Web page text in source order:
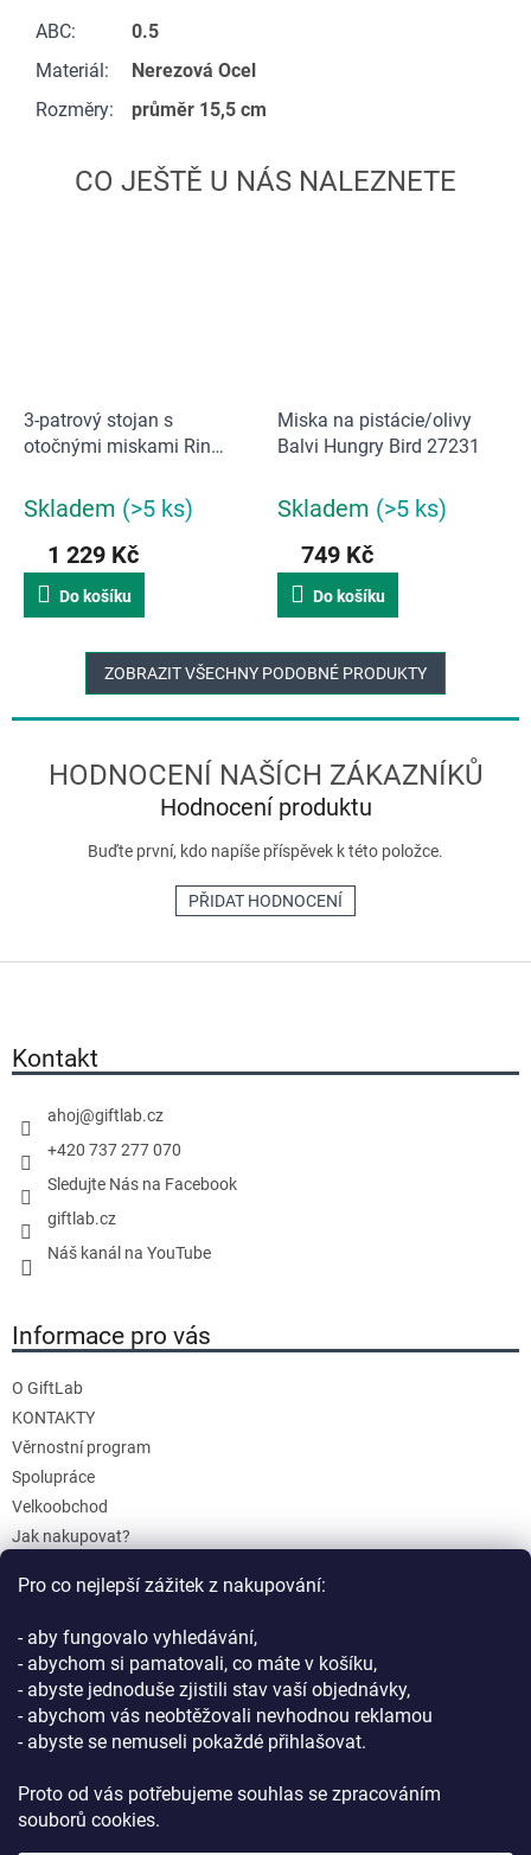
Pro co nejlepší zážitek z nakupování:
- aby fungovalo vyhledávání,
- abychom si pamatovali, co máte v košíku,
- abyste jednoduše zjistili stav vaší objednávky,
- abychom vás neobtěžovali nevhodnou reklamou
- abyste se nemuseli pokaždé přihlašovat.
Proto od vás potřebujeme souhlas se zpracováním
souborů cookies.
ABC:
0.5
Materiál :
Nerezová Ocel
Rozměry: průměr 15,5 cm
3-patrový stojan s
otočnými miskami Rin
Skladem (>5 ks)
1 229 Kč
Do košíku
Miska na pistácie/olivy
Balvi Hungry Bird 27231
Skladem (>5 ks)
749 Kč
Do košíku
ZOBRAZIT VŠECHNY PODOBNÉ PRODUKTY
Hodnocení produktu
Buďte první, kdo napíše příspěvek k této položce.
PŘIDAT HODNOCENÍ
Kontakt
ahoj@giftlab.cz
+420 737 277 070
Sledujte Nás na Facebook
giftlab.cz
Náš kanál na YouTube
Informace pro vás
O GiftLab
KONTAKTY
Věrnostní program
Spolupráce
Velkoobchod
Jak nakupovat?
Reklamace a Vrácení
Podmínky ochrany osobních údajů